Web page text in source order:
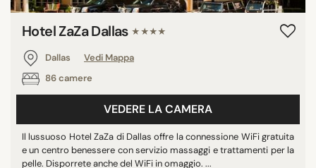
Hotel ZaZa Dallas ★★★★
Dallas
Vedi Mappa
86 camere
VEDERE LA CAMERA
Il lussuoso Hotel ZaZa di Dallas offre la connessione WiFi gratuita
e un centro benessere con servizio massaggi e trattamenti per la
pelle. Disporrete anche del WiFi in omaggio. ...